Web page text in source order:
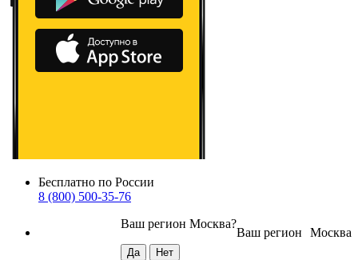
Бесплатно по России
8 (800) 500-35-76
Москва
Ваш регион
Ваш регион Москва?